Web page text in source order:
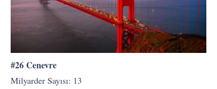
#26 Cenevre
Milyarder Sayısı: 13